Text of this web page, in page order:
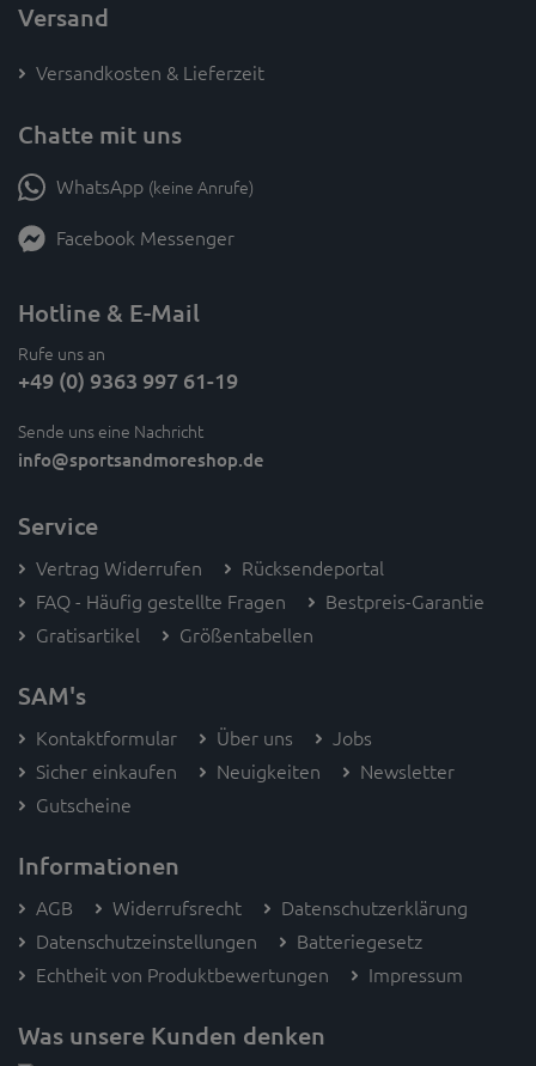
Versand
Versandkosten & Lieferzeit
Chatte mit uns
WhatsApp (keine Anrufe)
Facebook Messenger
Hotline & E-Mail
Rufe uns an
+49 (0) 9363 997 61-19
Sende uns eine Nachricht
info@sportsandmoreshop.de
Service
Vertrag Widerrufen
Rücksendeportal
FAQ - Häufig gestellte Fragen
Bestpreis-Garantie
Gratisartikel
Größentabellen
SAM's
Kontaktformular Über uns
Jobs
Sicher einkaufen
Neuigkeiten
Newsletter
Gutscheine
Informationen
AGB Widerrufsrecht
Datenschutzerklärung
Datenschutzeinstellungen
Batteriegesetz
Echtheit von Produktbewertungen
Impressum
Was unsere Kunden denken